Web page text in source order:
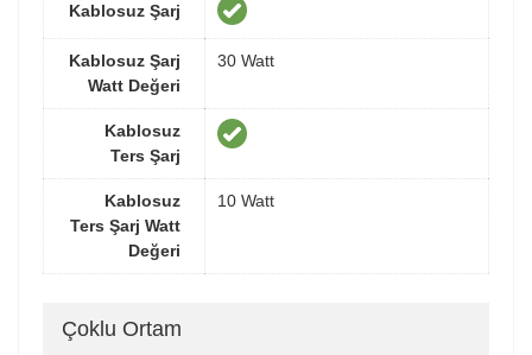
Kablosuz Şarj
Kablosuz Şarj
Watt Değeri
30 Watt
Kablosuz
Ters Şarj
Kablosuz
Ters Şarj Watt
Değeri
10 Watt
Çoklu Ortam